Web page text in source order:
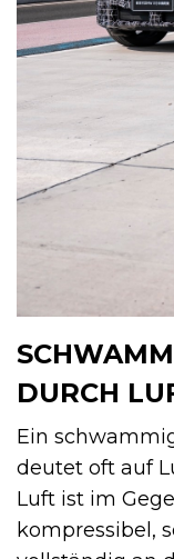
DURCH
Ein
deutet oft auf
Luft ist im
kompressibel,